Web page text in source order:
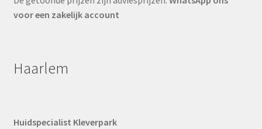
voor een zakelijk account
Haarlem
Huidspecialist Kleverpark